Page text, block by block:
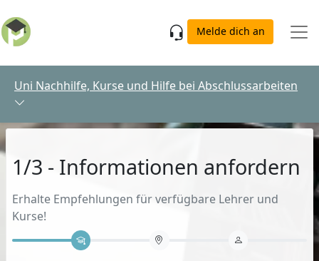
Melde dich an
Uni Nachhilfe, Kurse und Hilfe bei Abschlussarbeiten
1/3 - Informationen anfordern
Erhalte Empfehlungen für verfügbare Lehrer und
Kurse!